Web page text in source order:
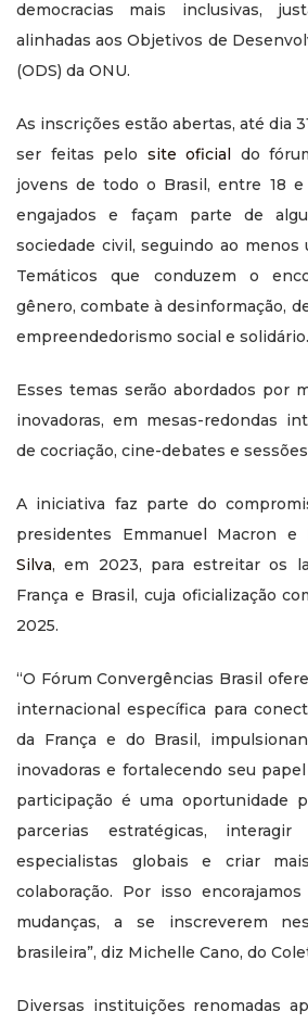
democracias mais inclusivas,
alinhadas aos Objetivos de
(ODS) da ONU.
As inscrições estão abertas, até dia
ser feitas pelo site oficial do
jovens de todo o Brasil, entre 18 e
engajados e façam parte de
sociedade civil, seguindo ao menos
Temáticos que conduzem o
gênero, combate à desinformação,
empreendedorismo social e solidário.
Esses temas serão abordados por
inovadoras, em mesas-redondas
de cocriação, cine-debates e
A iniciativa faz parte do
presidentes Emmanuel Macron e
Silva, em 2023, para estreitar os
França e Brasil, cuja oficialização
2025.
“O Fórum Convergências Brasil
internacional específica para
da França e do Brasil,
inovadoras e fortalecendo seu
participação é uma oportunidade
parcerias estratégicas,
especialistas globais e criar
colaboração. Por isso
mudanças, a se inscreverem
brasileira”, diz Michelle Cano, do
Diversas instituições renomadas